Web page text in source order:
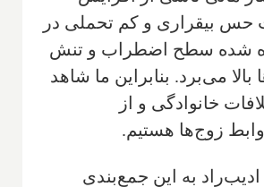
حس بیقراری و کم تحملی در
شده سطح اضطراب و تنش
بالا می‌برد. بنابراین ما شاهد
خانوادگی و از
زوج‌ها هستیم.
ادیب‌راد به این جمع‌بندی